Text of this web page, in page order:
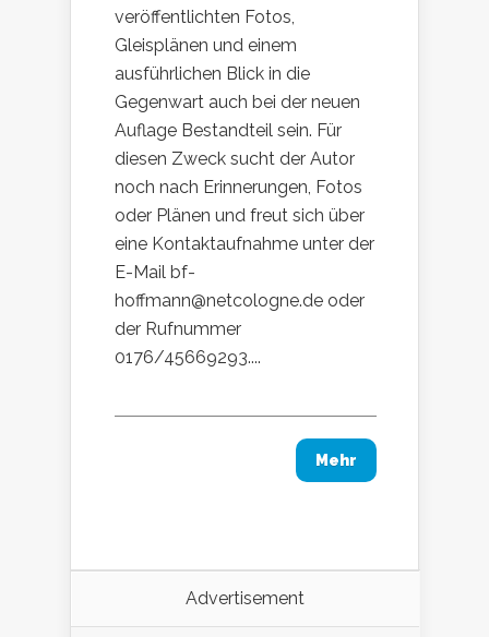
veröffentlichten Fotos,
Gleisplänen und einem
ausführlichen Blick in die
Gegenwart auch bei der neuen
Auflage Bestandteil sein. Für
diesen Zweck sucht der Autor
noch nach Erinnerungen, Fotos
oder Plänen und freut sich über
eine Kontaktaufnahme unter der
E-Mail bf-
hoffmann@netcologne.de oder
der Rufnummer
0176/45669293....
Mehr
Advertisement